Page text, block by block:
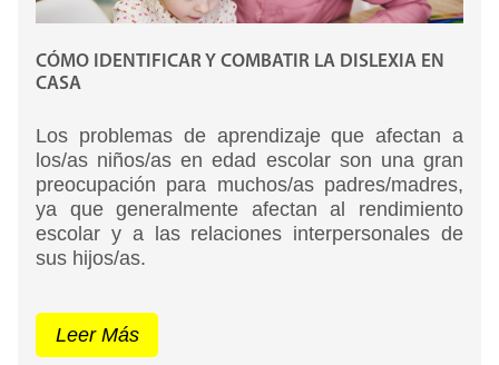
CÓMO IDENTIFICAR Y COMBATIR LA DISLEXIA EN
CASA
Los problemas de aprendizaje que afectan a
los/as niños/as en edad escolar son una gran
preocupación para muchos/as padres/madres,
ya que generalmente afectan al rendimiento
escolar y a las relaciones interpersonales de
sus hijos/as.
Leer Más